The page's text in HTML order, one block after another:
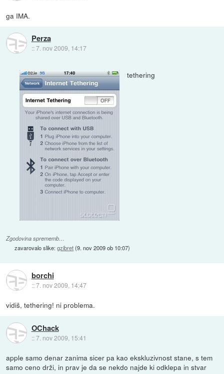
ga IMA.
Perza
::7. nov 2009, 14:17
tethering
Zgodovina sprememb…
zavarovalo slike:gzibret(9. nov 2009 ob 10:07)
borchi
::7. nov 2009, 14:47
vidiš, tethering! ni problema.
OChack
::7. nov 2009, 15:41
apple samo denar zanima sicer pa kao ekskluzivnost stane, s tem
samo ceno drži, in prav je da se nekdo najde ki odklepa in stvar